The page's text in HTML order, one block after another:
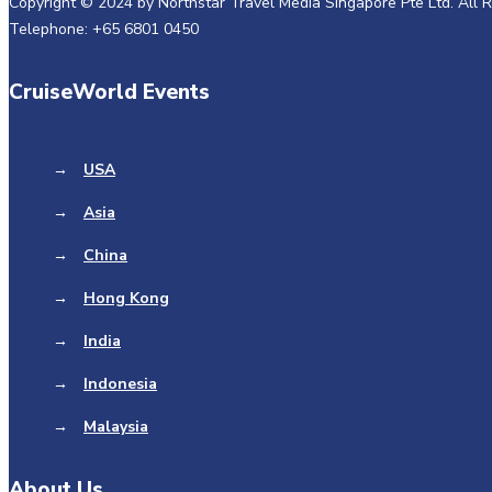
Telephone: +65 6801 0450
CruiseWorld Events
→ USA
→ Asia
→ China
→ Hong Kong
→ India
→ Indonesia
→ Malaysia